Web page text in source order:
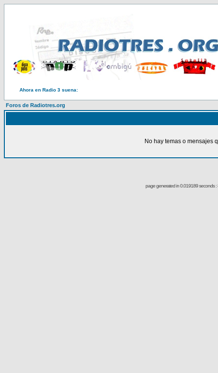
Ahora en Radio 3 suena:
Foros de Radiotres.org
No hay temas o mensajes
page generated in 0.019189 seconds :